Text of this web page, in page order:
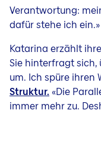
Verantwortung:
dafür stehe ich ein.»
Katarina erzählt
Sie hinterfragt
um. Ich spüre ihren
Struktur. «Die
immer mehr zu.